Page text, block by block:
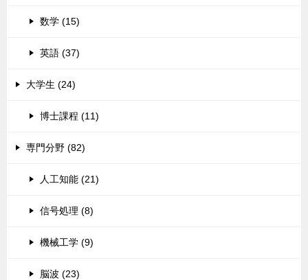
数学 (15)
英語 (37)
大学生 (24)
博士課程 (11)
専門分野 (82)
人工知能 (21)
信号処理 (8)
機械工学 (9)
脳波 (23)